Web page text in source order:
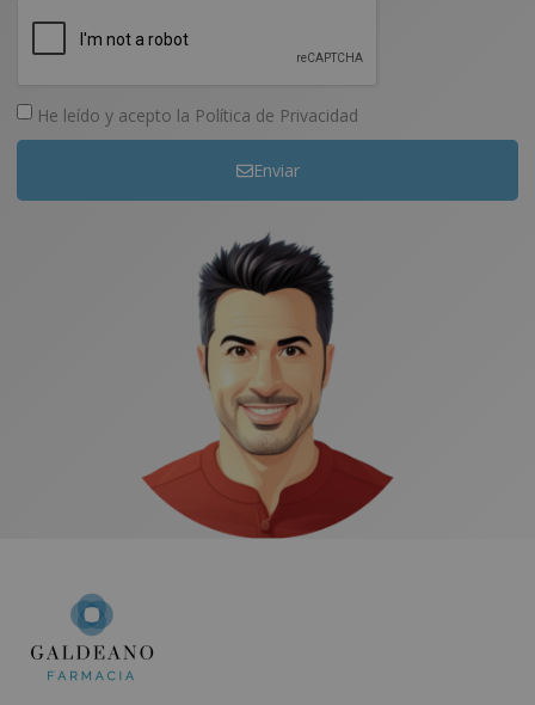
He leído y acepto la Política de Privacidad
Enviar